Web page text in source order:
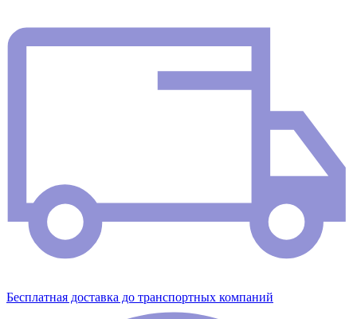
Бесплатная доставка до транспортных компаний